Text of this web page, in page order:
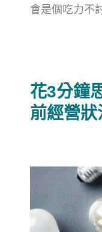
會是個吃力不
花3分鐘
前經營狀